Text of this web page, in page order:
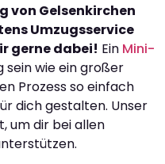
von Gelsenkirchen
Umzugsservice
gerne dabei! Ein Mini-
sein wie ein großer
Prozess so einfach
dich gestalten. Unser
um dir bei allen